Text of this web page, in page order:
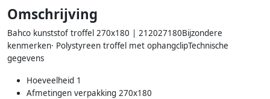
Omschrijving
Bahco kunststof troffel 270x180 | 212027180Bijzondere
kenmerken· Polystyreen troffel met ophangclipTechnische
gegevens
Hoeveelheid 1
Afmetingen verpakking 270x180